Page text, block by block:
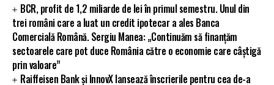
BCR, profit de 1,2 miliarde de lei în primul semestru. Unul din
trei români care a luat un credit ipotecar a ales Banca
Comercială Română. Sergiu Manea: „Continuăm să finanțăm
sectoarele care pot duce România către o economie care câștigă
prin valoare”
Raiffeisen Bank și InnovX lansează înscrierile pentru cea de-a